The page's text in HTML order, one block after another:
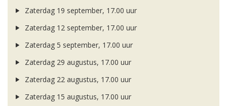
Zaterdag 19 september, 17.00 uur
Zaterdag 12 september, 17.00 uur
Zaterdag 5 september, 17.00 uur
Zaterdag 29 augustus, 17.00 uur
Zaterdag 22 augustus, 17.00 uur
Zaterdag 15 augustus, 17.00 uur